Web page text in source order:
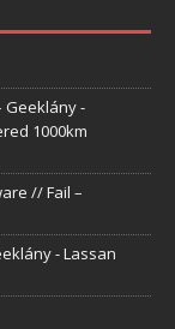
Geeklány-
1000km
// Fail –
-Lassan